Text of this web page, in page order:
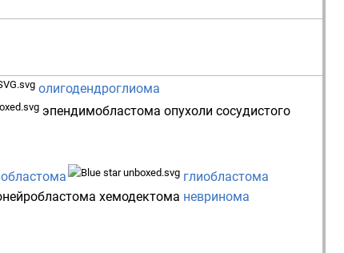
олигодендроглиома
эпендимобластома опухоли сосудистого
глиобластома
хемодектома невринома